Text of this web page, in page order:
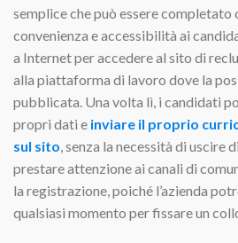
semplice che può essere completato
convenienza e accessibilità ai
a Internet per accedere al sito di
alla piattaforma di lavoro dove la
pubblicata. Una volta lì, i candidati
propri dati e inviare il proprio
sul sito , senza la necessità di uscire
prestare attenzione ai canali di
la registrazione, poiché l’azienda
qualsiasi momento per fissare un